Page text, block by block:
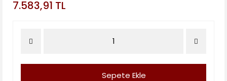
7.583,91 TL
Sepete Ekle